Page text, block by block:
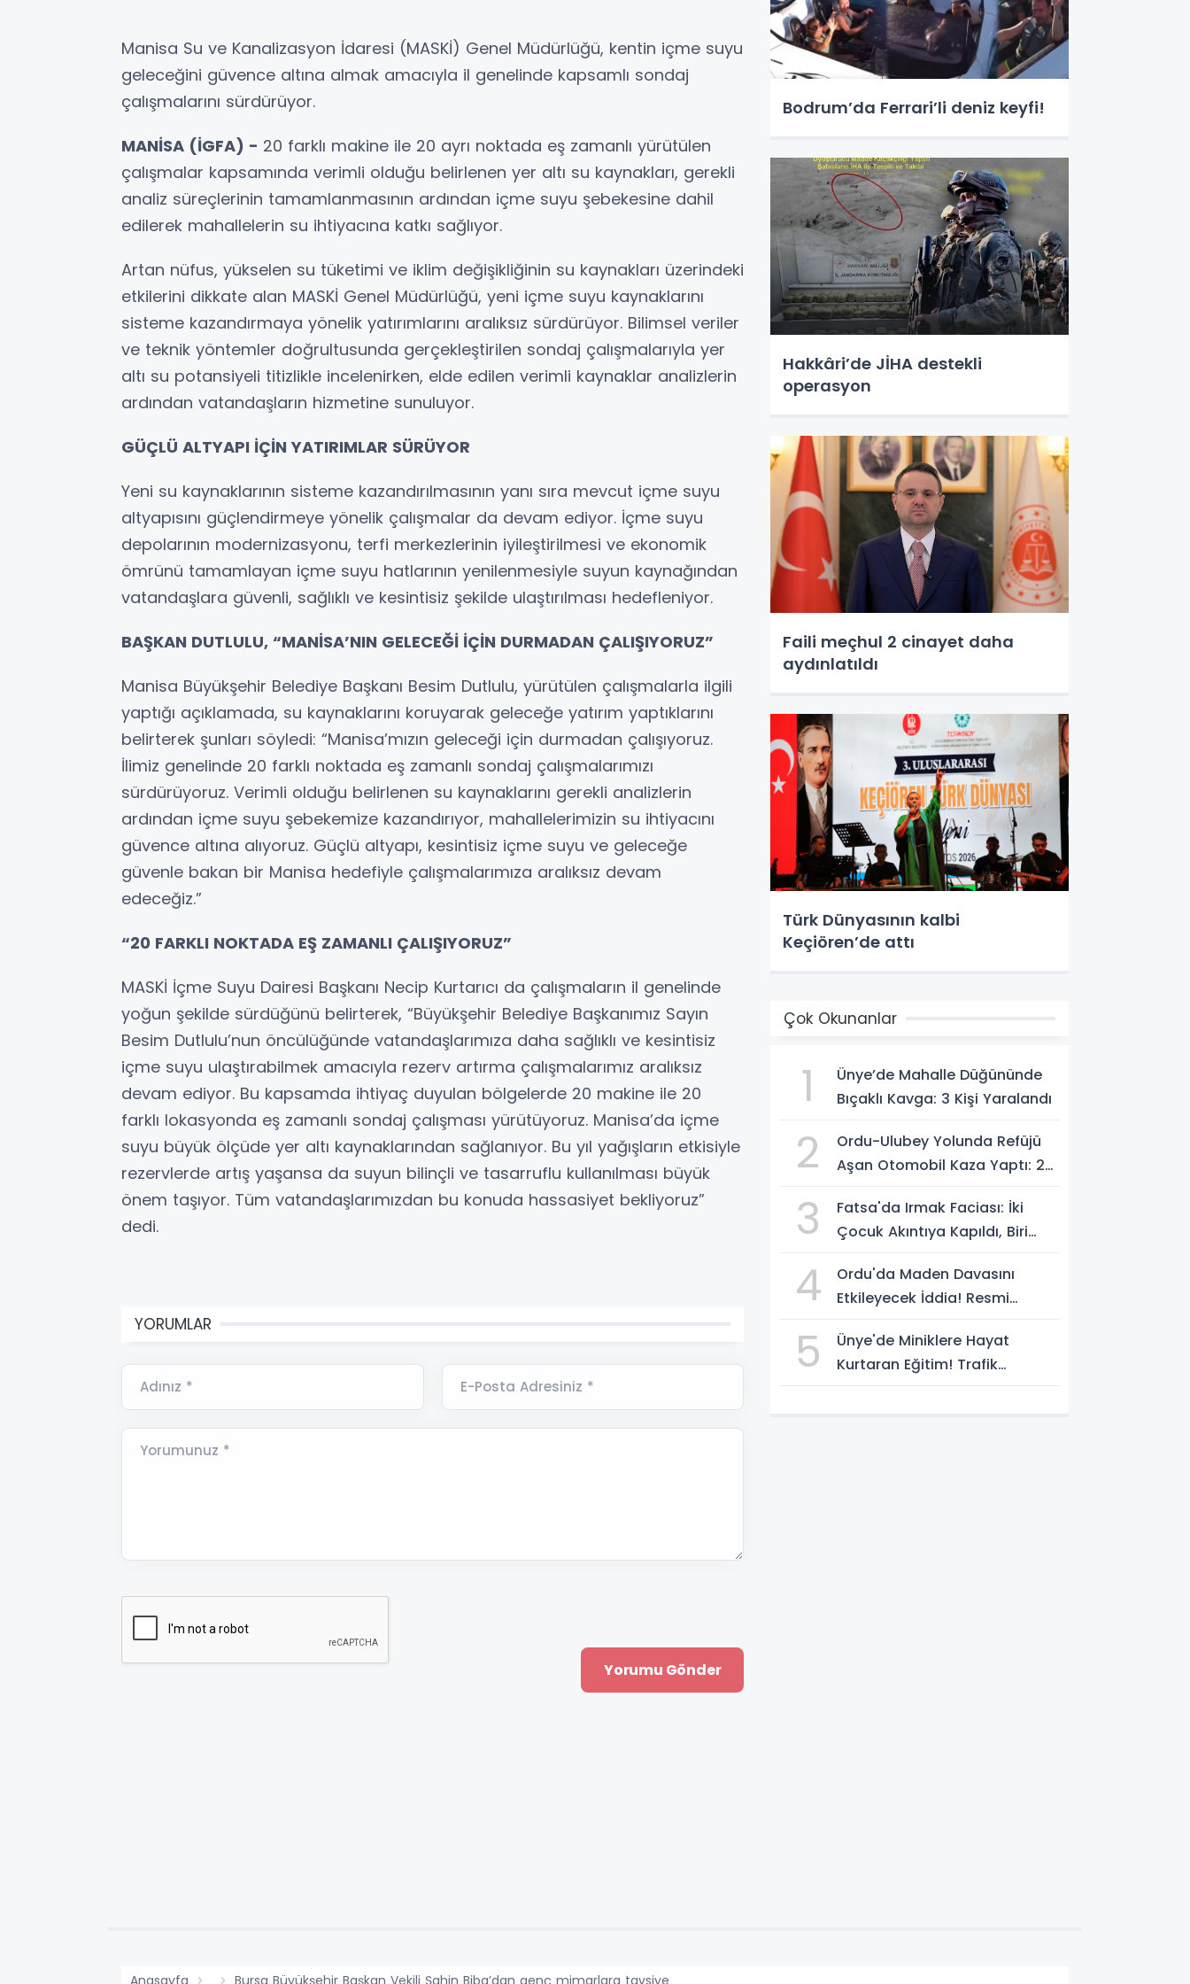
Manisa Su ve Kanalizasyon İdaresi (MASKİ) Genel Müdürlüğü, kentin içme suyu
geleceğini güvence altına almak amacıyla il genelinde kapsamlı sondaj
çalışmalarını sürdürüyor.
MANİSA (İGFA) - 20 farklı makine ile 20 ayrı noktada eş zamanlı yürütülen
çalışmalar kapsamında verimli olduğu belirlenen yer altı su kaynakları, gerekli
analiz süreçlerinin tamamlanmasının ardından içme suyu şebekesine dahil
edilerek mahallelerin su ihtiyacına katkı sağlıyor.
Artan nüfus, yükselen su tüketimi ve iklim değişikliğinin su kaynakları üzerindeki
etkilerini dikkate alan MASKİ Genel Müdürlüğü, yeni içme suyu kaynaklarını
sisteme kazandırmaya yönelik yatırımlarını aralıksız sürdürüyor. Bilimsel veriler
ve teknik yöntemler doğrultusunda gerçekleştirilen sondaj çalışmalarıyla yer
altı su potansiyeli titizlikle incelenirken, elde edilen verimli kaynaklar analizlerin
ardından vatandaşların hizmetine sunuluyor.
GÜÇLÜ ALTYAPI İÇİN YATIRIMLAR SÜRÜYOR
Yeni su kaynaklarının sisteme kazandırılmasının yanı sıra mevcut içme suyu
altyapısını güçlendirmeye yönelik çalışmalar da devam ediyor. İçme suyu
depolarının modernizasyonu, terfi merkezlerinin iyileştirilmesi ve ekonomik
ömrünü tamamlayan içme suyu hatlarının yenilenmesiyle suyun kaynağından
vatandaşlara güvenli, sağlıklı ve kesintisiz şekilde ulaştırılması hedefleniyor.
BAŞKAN DUTLULU, “MANİSA’NIN GELECEĞİ İÇİN DURMADAN ÇALIŞIYORUZ”
Manisa Büyükşehir Belediye Başkanı Besim Dutlulu, yürütülen çalışmalarla ilgili
yaptığı açıklamada, su kaynaklarını koruyarak geleceğe yatırım yaptıklarını
belirterek şunları söyledi: “Manisa’mızın geleceği için durmadan çalışıyoruz.
İlimiz genelinde 20 farklı noktada eş zamanlı sondaj çalışmalarımızı
sürdürüyoruz. Verimli olduğu belirlenen su kaynaklarını gerekli analizlerin
ardından içme suyu şebekemize kazandırıyor, mahallelerimizin su ihtiyacını
güvence altına alıyoruz. Güçlü altyapı, kesintisiz içme suyu ve geleceğe
güvenle bakan bir Manisa hedefiyle çalışmalarımıza aralıksız devam
edeceğiz.”
“20 FARKLI NOKTADA EŞ ZAMANLI ÇALIŞIYORUZ”
MASKİ İçme Suyu Dairesi Başkanı Necip Kurtarıcı da çalışmaların il genelinde
yoğun şekilde sürdüğünü belirterek, “Büyükşehir Belediye Başkanımız Sayın
Besim Dutlulu’nun öncülüğünde vatandaşlarımıza daha sağlıklı ve kesintisiz
içme suyu ulaştırabilmek amacıyla rezerv artırma çalışmalarımız aralıksız
devam ediyor. Bu kapsamda ihtiyaç duyulan bölgelerde 20 makine ile 20
farklı lokasyonda eş zamanlı sondaj çalışması yürütüyoruz. Manisa’da içme
suyu büyük ölçüde yer altı kaynaklarından sağlanıyor. Bu yıl yağışların etkisiyle
rezervlerde artış yaşansa da suyun bilinçli ve tasarruflu kullanılması büyük
önem taşıyor. Tüm vatandaşlarımızdan bu konuda hassasiyet bekliyoruz”
dedi.
YORUMLAR
Adınız * E-Posta Adresiniz *
Yorumunuz *
Bodrum’da Ferrari’li deniz keyfi!
Hakkâri’de JİHA destekli
operasyon
Faili meçhul 2 cinayet daha
aydınlatıldı
Türk Dünyasının kalbi
Keçiören’de attı
Çok Okunanlar
1
Ünye’de Mahalle Düğününde
Bıçaklı Kavga: 3 Kişi Yaralandı
2
Ordu-Ulubey Yolunda Refüjü
Aşan Otomobil Kaza Yaptı: 2
3
Fatsa'da Irmak Faciası: İki
Çocuk Akıntıya Kapıldı, Biri
4
Ordu'da Maden Davasını
Etkileyecek İddia! Resmi
5
Ünye'de Miniklere Hayat
Kurtaran Eğitim! Trafik
Anasayfa Bursa Büyükşehir Başkan Vekili Şahin Biba’dan genç mimarlara tavsiye